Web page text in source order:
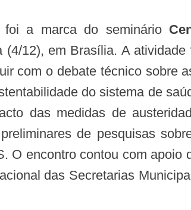
foi a marca do seminário
(4/12), em Brasília. A atividade
com o debate técnico sobre
do sistema de
das medidas de
de pesquisas
O encontro contou com apoio
das Secretarias